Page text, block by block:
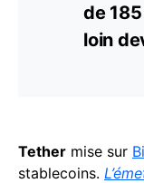
de
loin
Tether mise sur
stablecoins.